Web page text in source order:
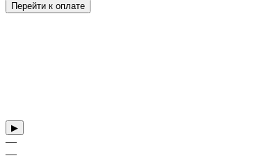
Перейти к оплате
▶
—
—